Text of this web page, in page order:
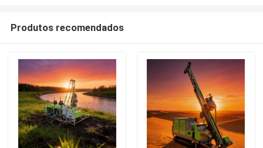
Produtos recomendados